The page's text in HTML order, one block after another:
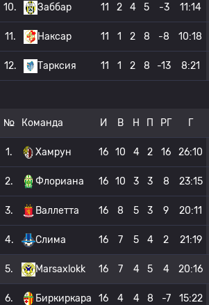
10. Заббар 11 2 4 5 -3 11:14
11. Наксар 11 1 2 8 -8 10:18
12. Тарксия 11 1 2 8 -13 8:21
№ Команда И В Н П РГ Г
1. Хамрун 16 10 4 2 16 26:10
2. Флориана 16 10 3 3 8 23:15
3. Валлетта 16 8 5 3 9 20:11
4. Слима 16 7 5 4 2 21:19
5. Marsaxlokk 16 7 4 5 4 20:16
6. Биркиркара 16 4 4 8 -7 15:22